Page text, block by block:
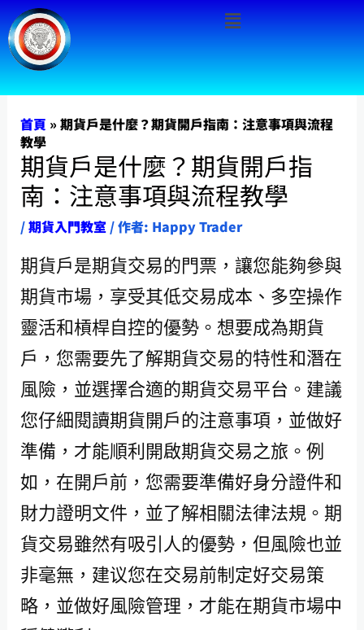
跳
至
主
要
Menu
首頁 » 期貨戶是什麼？期貨開戶指南：注意事項與流程
教學
期貨戶是什麼？期貨開戶指
南：注意事項與流程教學
/期貨入門教室/ 作者: Happy Trader
期貨戶是期貨交易的門票，讓您能夠參與
期貨市場，享受其低交易成本、多空操作
靈活和槓桿自控的優勢。想要成為期貨
戶，您需要先了解期貨交易的特性和潛在
風險，並選擇合適的期貨交易平台。建議
您仔細閱讀期貨開戶的注意事項，並做好
準備，才能順利開啟期貨交易之旅。例
如，在開戶前，您需要準備好身分證件和
財力證明文件，並了解相關法律法規。期
貨交易雖然有吸引人的優勢，但風險也並
非毫無，建议您在交易前制定好交易策
略，並做好風險管理，才能在期貨市場中